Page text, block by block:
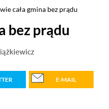
cała gmina bez prądu
bez prądu
E-MAIL